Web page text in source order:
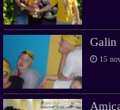
Galin
15